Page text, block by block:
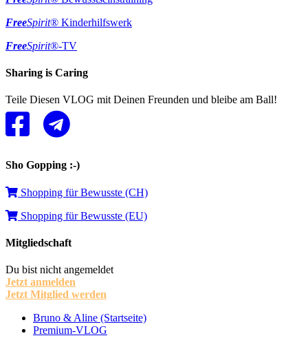
FreeSpirit® Kinderhilfswerk
FreeSpirit®-TV
Sharing is Caring
Teile Diesen VLOG mit Deinen Freunden und bleibe am Ball!
Sho Gopping :-)
Shopping für Bewusste (CH)
Shopping für Bewusste (EU)
Mitgliedschaft
Du bist nicht angemeldet
Jetzt anmelden
Jetzt Mitglied werden
Bruno & Aline (Startseite)
Premium-VLOG